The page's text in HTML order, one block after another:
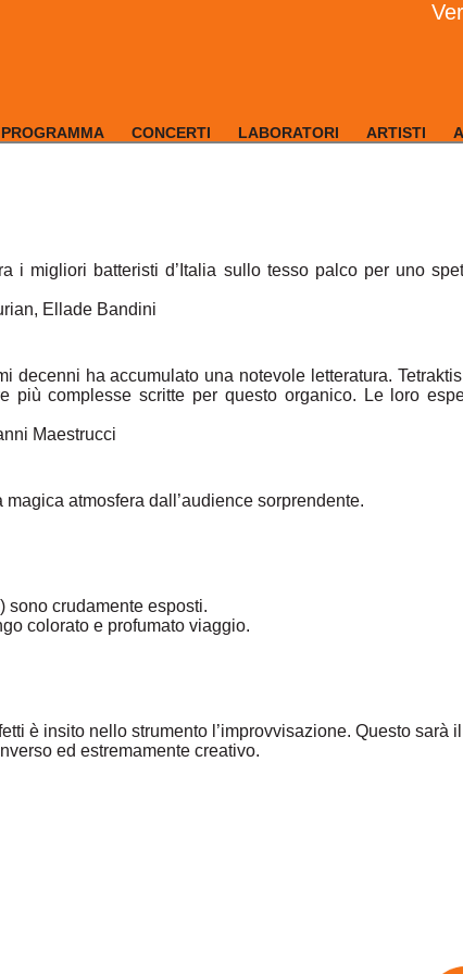
PROGRAMMA CONCERTI LABORATORI ARTISTI
i migliori batteristi d’Italia sullo tesso palco per uno
Ellade Bandini
decenni ha accumulato una notevole letteratura.
più complesse scritte per questo organico. Le loro
Maestrucci
atmosfera dall’audience sorprendente.
sono crudamente esposti.
colorato e profumato viaggio.
è insito nello strumento l’improvvisazione. Questo
ed estremamente creativo.